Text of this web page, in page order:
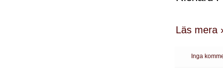
Läs mera
Inga